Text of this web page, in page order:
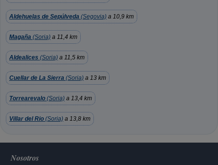
Aldehuelas de Sepúlveda (Segovia) a 10,9 km
Magaña (Soria) a 11,4 km
Aldealices (Soria) a 11,5 km
Cuellar de La Sierra (Soria) a 13 km
Torrearevalo (Soria) a 13,4 km
Villar del Rio (Soria) a 13,8 km
Nosotros